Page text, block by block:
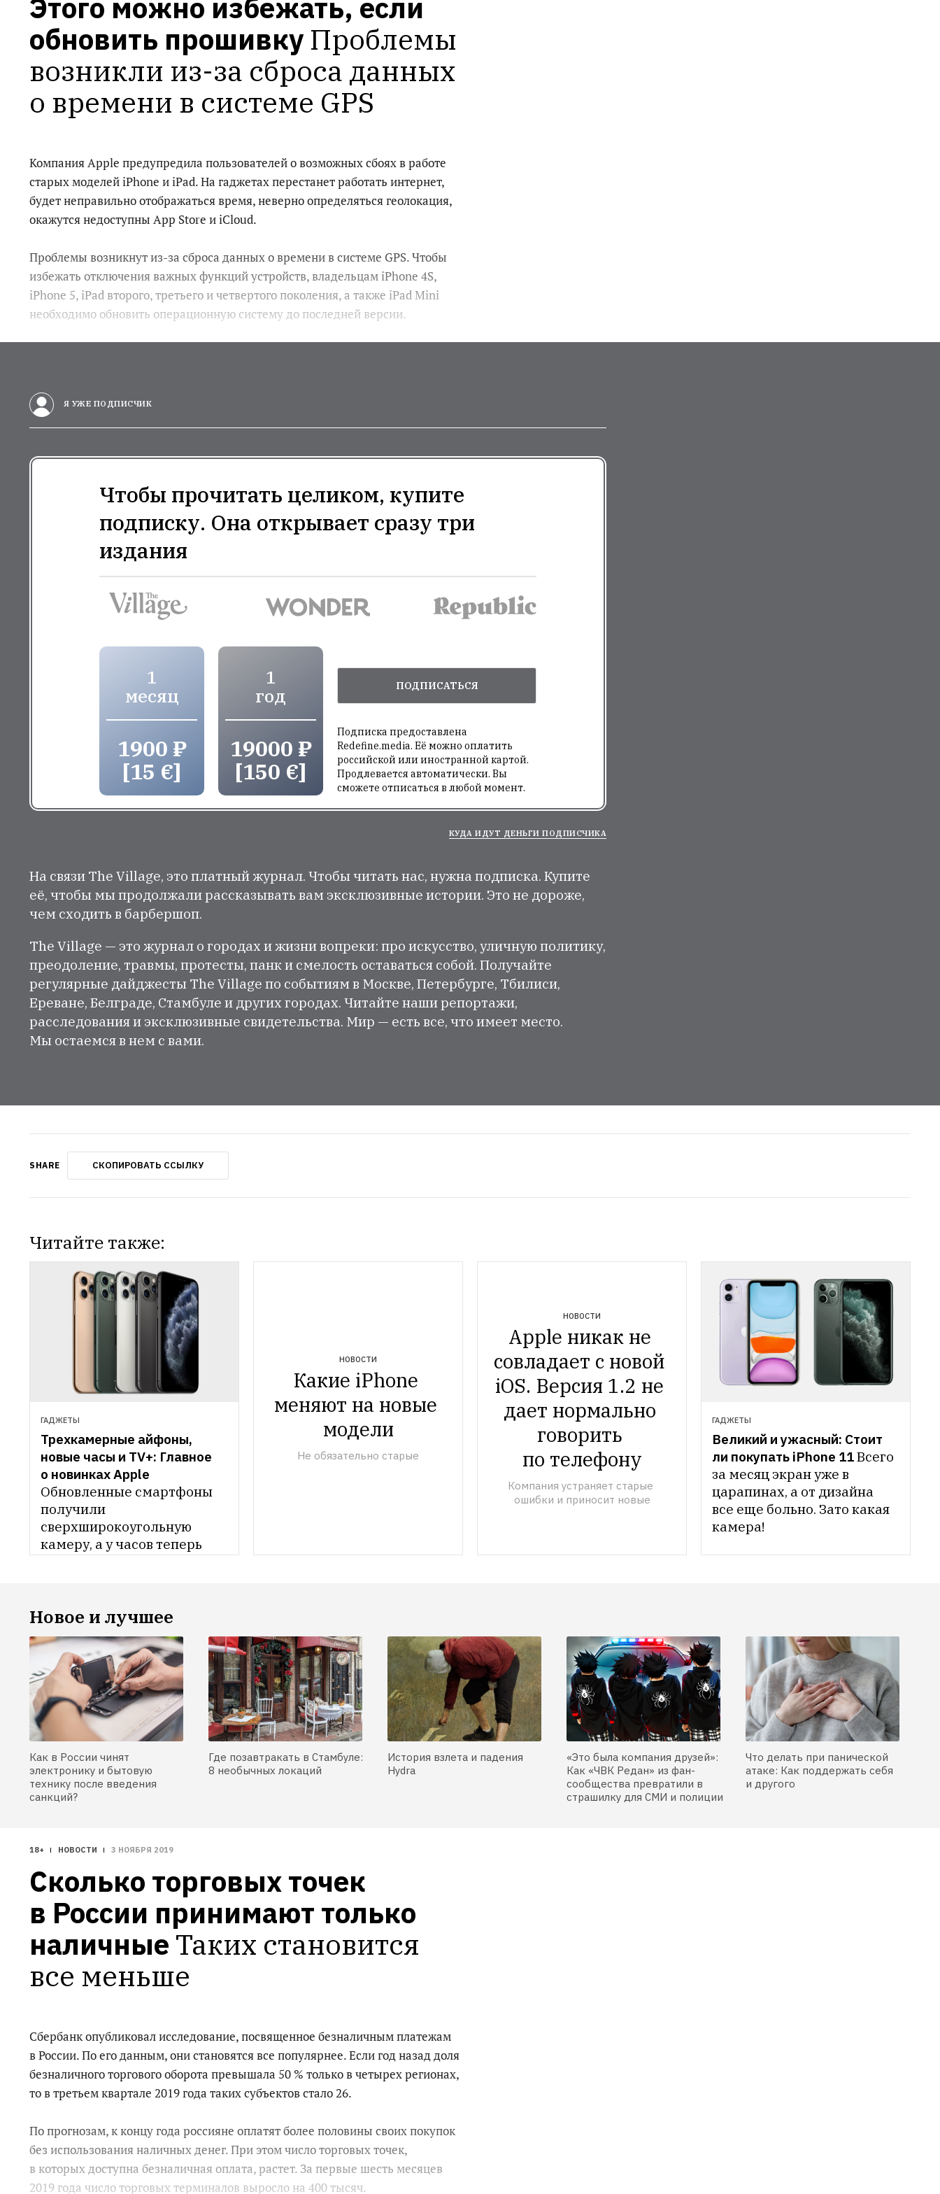
Этого можно избежать, если
обновить прошивку Проблемы
возникли из-за сброса данных
о времени в системе GPS
Компания Apple предупредила пользователей о возможных сбоях в работе
старых моделей iPhone и iPad. На гаджетах перестанет работать интернет,
будет неправильно отображаться время, неверно определяться геолокация,
окажутся недоступны App Store и iCloud.
Проблемы возникнут из-за сброса данных о времени в системе GPS. Чтобы
избежать отключения важных функций устройств, владельцам iPhone 4S,
iPhone 5, iPad второго, третьего и четвертого поколения, а также iPad Mini
необходимо обновить операционную систему до последней версии.
Я УЖЕ ПОДПИСЧИК
Чтобы прочитать целиком, купите
подписку. Она открывает сразу три
издания
1
месяц
1900 ₽
[15 €]
1
год
19000 ₽
[150 €]
ПОДПИСАТЬСЯ
Подписка предоставлена
Redefine.media. Её можно оплатить
российской или иностранной картой.
Продлевается автоматически. Вы
сможете отписаться в любой момент.
КУДА ИДУТ ДЕНЬГИ ПОДПИСЧИКА
На связи The Village, это платный журнал. Чтобы читать нас, нужна подписка. Купите
её, чтобы мы продолжали рассказывать вам эксклюзивные истории. Это не дороже,
чем сходить в барбершоп.
The Village — это журнал о городах и жизни вопреки: про искусство, уличную политику,
преодоление, травмы, протесты, панк и смелость оставаться собой. Получайте
регулярные дайджесты The Village по событиям в Москве, Петербурге, Тбилиси,
Ереване, Белграде, Стамбуле и других городах. Читайте наши репортажи,
расследования и эксклюзивные свидетельства. Мир — есть все, что имеет место.
Мы остаемся в нем с вами.
SHARE СКОПИРОВАТЬ ССЫЛКУ
Читайте также:
ГАДЖЕТЫ
Трехкамерные айфоны,
новые часы и TV+: Главное
о новинках Apple
Обновленные смартфоны
получили
сверхширокоугольную
камеру, а у часов теперь
НОВОСТИ
Какие iPhone
меняют на новые
модели
Не обязательно старые
НОВОСТИ
Apple никак не
совладает с новой
iOS. Версия 1.2 не
дает нормально
говорить
по телефону
Компания устраняет старые
ошибки и приносит новые
ГАДЖЕТЫ
Великий и ужасный: Стоит
ли покупать iPhone 11Всего
за месяц экран уже в
царапинах, а от дизайна
все еще больно. Зато какая
камера!
Новое и лучшее
Как в России чинят
электронику и бытовую
технику после введения
санкций?
Где позавтракать в Стамбуле:
8 необычных локаций
История взлета и падения
Hydra
«Это была компания друзей»:
Как «ЧВК Редан» из фан-
сообщества превратили в
страшилку для СМИ и полиции
Что делать при панической
атаке: Как поддержать себя
и другого
18+ НОВОСТИ 3 НОЯБРЯ 2019
Сколько торговых точек
в России принимают только
наличные Таких становится
все меньше
Сбербанк опубликовал исследование, посвященное безналичным платежам
в России. По его данным, они становятся все популярнее. Если год назад доля
безналичного торгового оборота превышала 50 % только в четырех регионах,
то в третьем квартале 2019 года таких субъектов стало 26.
По прогнозам, к концу года россияне оплатят более половины своих покупок
без использования наличных денег. При этом число торговых точек,
в которых доступна безналичная оплата, растет. За первые шесть месяцев
2019 года число торговых терминалов выросло на 400 тысяч.